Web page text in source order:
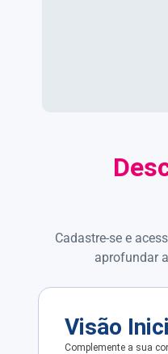
Cadastre-se e
aprofundar
Visão
Complemente a sua